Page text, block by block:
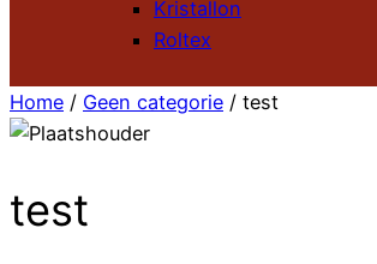
Kristallon
Roltex
Home / Geen categorie / test
test